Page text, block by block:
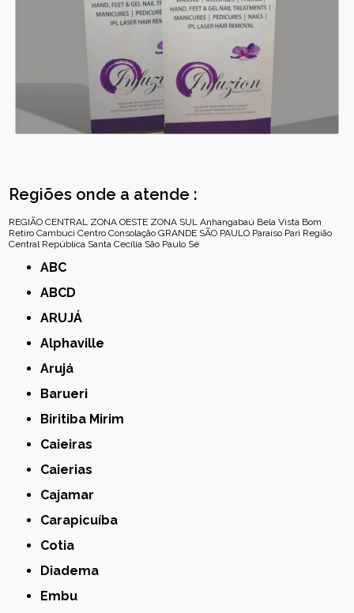
Regiões onde a atende :
REGIÃO CENTRAL ZONA OESTE ZONA SUL Anhangabaú Bela Vista Bom
Retiro Cambuci Centro Consolação GRANDE SÃO PAULO Paraíso Pari Região
Central República Santa Cecília São Paulo Sé
ABC
ABCD
ARUJÁ
Alphaville
Arujá
Barueri
Biritiba Mirim
Caieiras
Caierias
Cajamar
Carapicuíba
Cotia
Diadema
Embu